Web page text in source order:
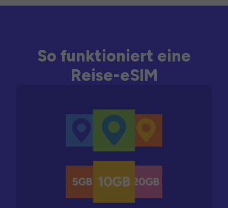
So funktioniert eine
Reise-eSIM